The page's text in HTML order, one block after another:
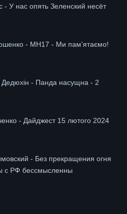
- У нас опять Зеленский несёт
- МН17 - Ми пам’ятаємо!
- Панда насущна - 2
- Дайджест 15 лютого 2024
- Без прекращения огня
с РФ бессмысленны